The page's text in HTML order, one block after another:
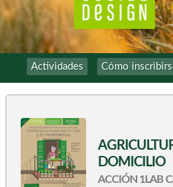
Actividades Cómo
DOMICILIO
ACCIÓN 1LAB